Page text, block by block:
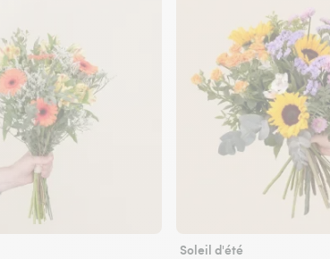
Soleil d'été